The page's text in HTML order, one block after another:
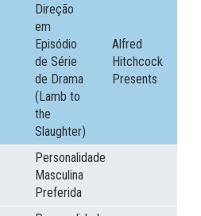
Direção
em
Episódio
de Série
de Drama
(Lamb to
the
Slaughter)
Alfred
Hitchcock
Presents
Personalidade
Masculina
Preferida